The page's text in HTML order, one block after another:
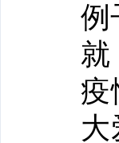
例
就
疫
大